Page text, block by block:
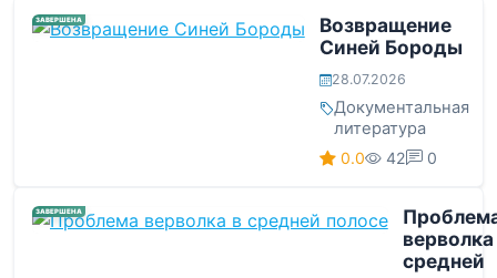
ЗАВЕРШЕНА
Возвращение
Синей Бороды
28.07.2026
Документальная
литература
0.0 42 0
ЗАВЕРШЕНА
верволка
средней